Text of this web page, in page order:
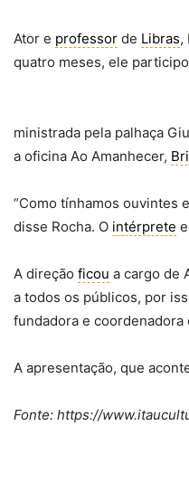
Ator e professor de Libras,
quatro meses, ele
ministrada pela palhaça
a oficina Ao Amanhecer,
“Como tínhamos ouvintes e
disse Rocha. O intérprete
A direção ficou a cargo de
a todos os públicos, por
fundadora e coordenadora
A apresentação, que
Fonte: https://